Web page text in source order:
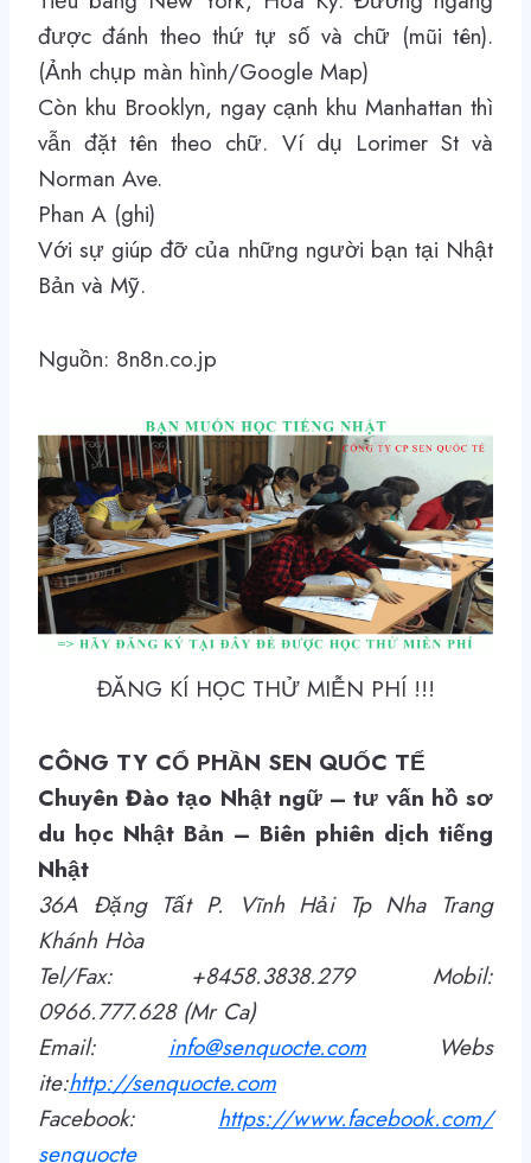
được đánh theo thứ tự số và chữ (mũi tên).
(Ảnh chụp màn hình/Google Map)
Còn khu Brooklyn, ngay cạnh khu Manhattan thì
vẫn đặt tên theo chữ. Ví dụ Lorimer St và
Norman Ave.
Phan A (ghi)
Với sự giúp đỡ của những người bạn tại Nhật
Bản và Mỹ.
Nguồn: 8n8n.co.jp
ĐĂNG KÍ HỌC THỬ MIỄN PHÍ !!!
CÔNG TY CỔ PHẦN SEN QUỐC TẾ
Chuyên Đào tạo Nhật ngữ – tư vấn hồ sơ
du học Nhật Bản – Biên phiên dịch tiếng
Nhật
36A Đặng Tất P. Vĩnh Hải Tp Nha Trang
Khánh Hòa
Tel/Fax: +8458.3838.279 Mobil:
0966.777.628 (Mr Ca)
Email: info@senquocte.com
Webs
ite:http://senquocte.com
Facebook:
https://www.facebook.com/
senquocte